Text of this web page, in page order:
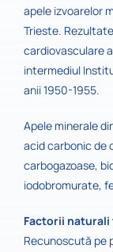
apele izvoarelor
Trieste.
cardiovasculare
intermediul
anii 1950-1955.
Apele minerale
acid carbonic de
carbogazoase,
iodobromurate,
Factorii
Recunoscută pe